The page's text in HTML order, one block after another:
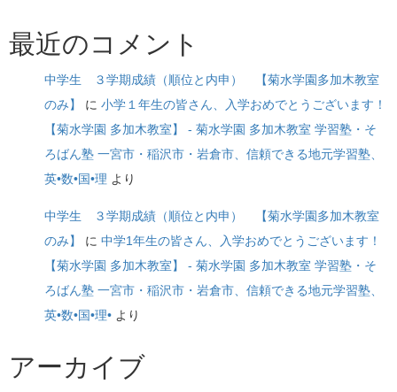
最近のコメント
中学生 ３学期成績（順位と内申） 【菊水学園多加木教室
のみ】
に 小学１年生の皆さん、入学おめでとうございます！
【菊水学園 多加木教室】 - 菊水学園 多加木教室 学習塾・そ
ろばん塾 一宮市・稲沢市・岩倉市、信頼できる地元学習塾、
英•数•国•理 より
中学生 ３学期成績（順位と内申） 【菊水学園多加木教室
のみ】
に 中学1年生の皆さん、入学おめでとうございます！
【菊水学園 多加木教室】 - 菊水学園 多加木教室 学習塾・そ
ろばん塾 一宮市・稲沢市・岩倉市、信頼できる地元学習塾、
英•数•国•理• より
アーカイブ